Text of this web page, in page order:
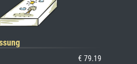
€ 79.19